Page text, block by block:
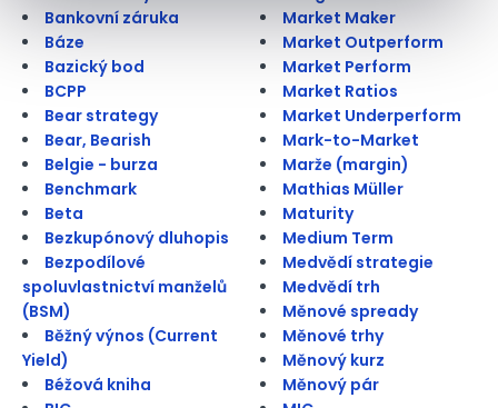
Bankovní záruka
Báze
Bazický bod
BCPP
Bear strategy
Bear, Bearish
Belgie - burza
Benchmark
Beta
Bezkupónový dluhopis
Bezpodílové
spoluvlastnictví manželů
(BSM)
Běžný výnos (Current
Yield)
Béžová kniha
Market Maker
Market Outperform
Market Perform
Market Ratios
Market Underperform
Mark-to-Market
Marže (margin)
Mathias Müller
Maturity
Medium Term
Medvědí strategie
Medvědí trh
Měnové spready
Měnové trhy
Měnový kurz
Měnový pár